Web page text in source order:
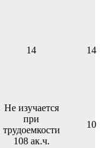
14 14
Не изучается
при
трудоемкости
108 ак.ч.
10